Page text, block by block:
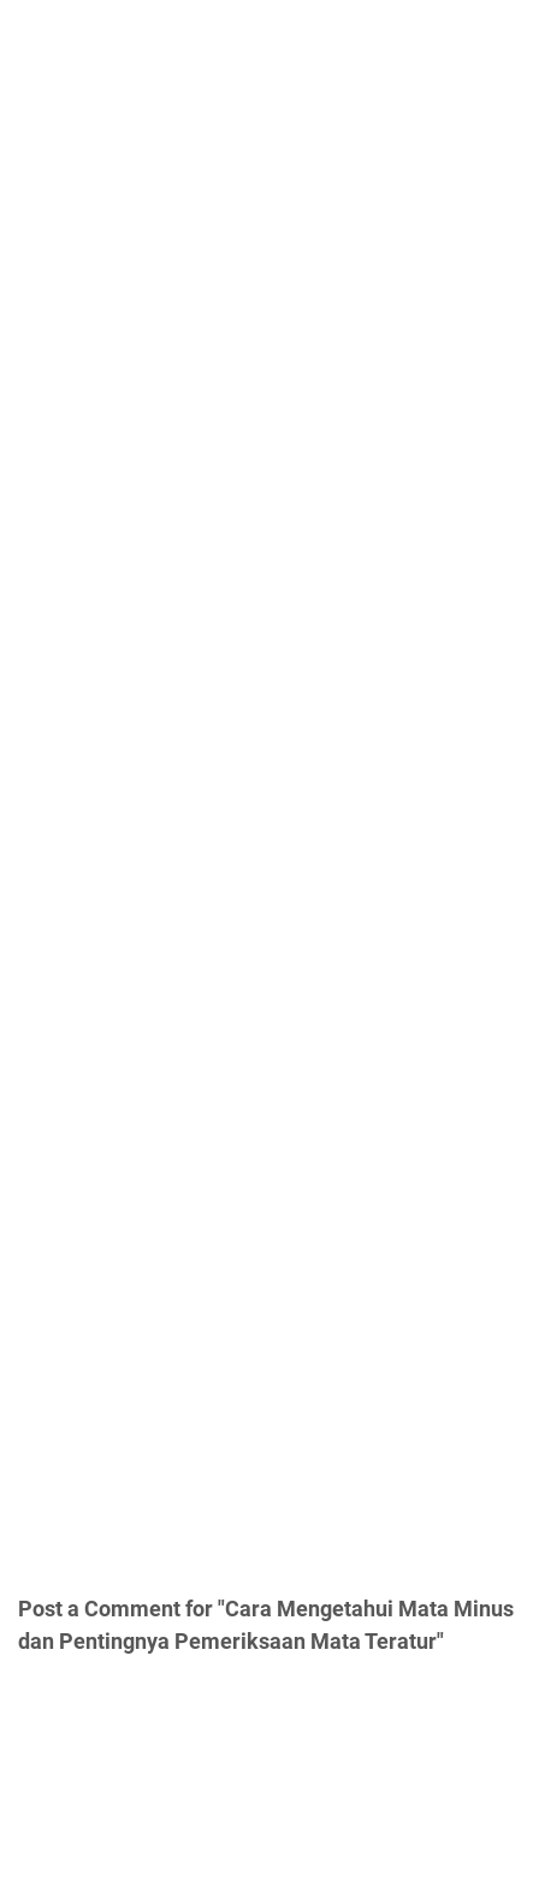
Post a Comment for "Cara Mengetahui Mata Minus
dan Pentingnya Pemeriksaan Mata Teratur"